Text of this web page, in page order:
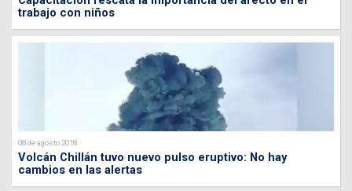
trabajo con niños
08 de agosto 2018
Volcán Chillán tuvo nuevo pulso eruptivo: No hay
cambios en las alertas